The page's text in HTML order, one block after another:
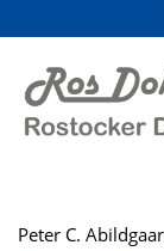
zum Inhalt
Peter C.